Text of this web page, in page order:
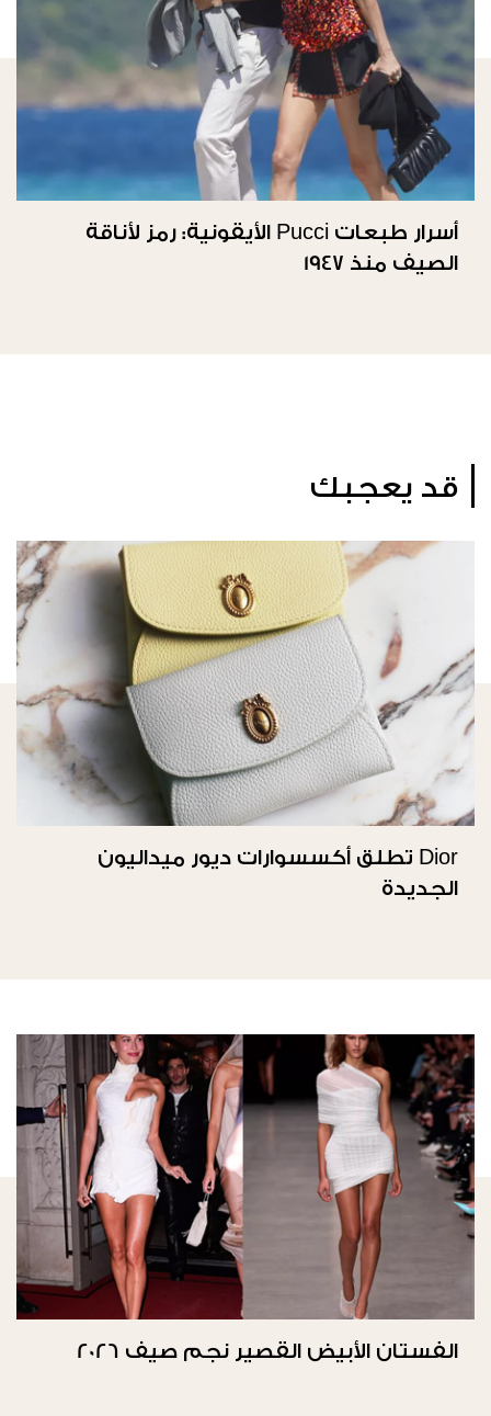
أسرار طبعات Pucci الأيقونية: رمز لأناقة
الصيف منذ 1947
قد يعجبك
Dior تطلق أكسسوارات ديور ميداليون
الجديدة
الفستان الأبيض القصير نجم صيف 2026